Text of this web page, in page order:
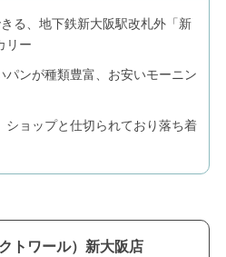
る、地下鉄新大阪駅改札外「新
リー
パンが種類豊富、お安いモーニン
ショップと仕切られており落ち着
トワール）新大阪店